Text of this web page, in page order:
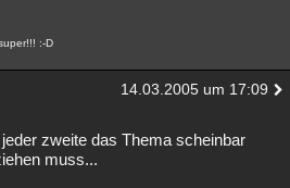
:-D
14.03.2005 um 17:09
zweite das Thema scheinbar
muss...